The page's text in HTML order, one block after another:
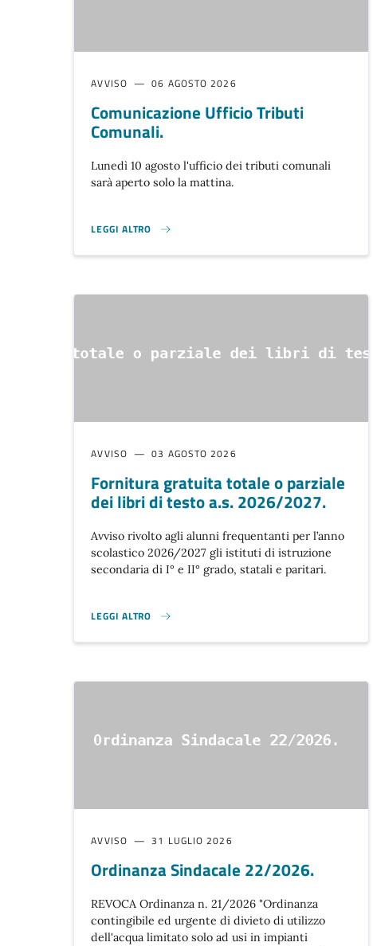
AVVISO 06 AGOSTO 2026
Comunicazione Ufficio Tributi
Comunali.
Lunedì 10 agosto l'ufficio dei tributi comunali
sarà aperto solo la mattina.
LEGGI ALTRO
COMUNICAZIONE UFFICIO TRIBUTI COMUNALI. }
AVVISO 03 AGOSTO 2026
Fornitura gratuita totale o parziale
dei libri di testo a.s. 2026/2027.
Avviso rivolto agli alunni frequentanti per l’anno
scolastico 2026/2027 gli istituti di istruzione
secondaria di I° e II° grado, statali e paritari.
LEGGI ALTRO
FORNITURA GRATUITA TOTALE O PARZIALE DEI LIBRI DI
AVVISO 31 LUGLIO 2026
Ordinanza Sindacale 22/2026.
REVOCA Ordinanza n. 21/2026 "Ordinanza
contingibile ed urgente di divieto di utilizzo
dell'acqua limitato solo ad usi in impianti